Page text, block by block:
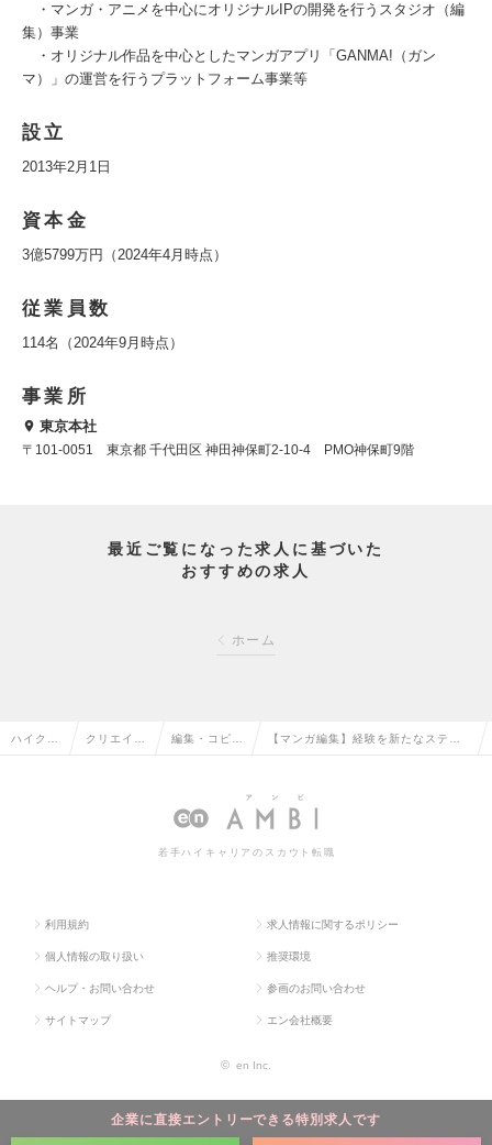
・マンガ・アニメを中心にオリジナルIPの開発を行うスタジオ（編
集）事業
・オリジナル作品を中心としたマンガアプリ「GANMA!（ガン
マ）」の運営を行うプラットフォーム事業等
設立
2013年2月1日
資本金
3億5799万円（2024年4月時点）
従業員数
114名（2024年9月時点）
事業所
東京本社
〒101-0051 東京都 千代田区 神田神保町2-10-4 PMO神保町9階
最近ご覧になった求人に基づいた
おすすめの求人
ホーム
企業に直接エントリーできる特別求人です
ハイクラ クリエイテ 編集・コピー
職
【マンガ編集】経験を新たなステー
求人情報
若手ハイキャリアのスカウト転職
利用規約 求人情報に関するポリシー
個人情報の取り扱い 推奨環境
ヘルプ・お問い合わせ 参画のお問い合わせ
サイトマップ エン会社概要
© en Inc.